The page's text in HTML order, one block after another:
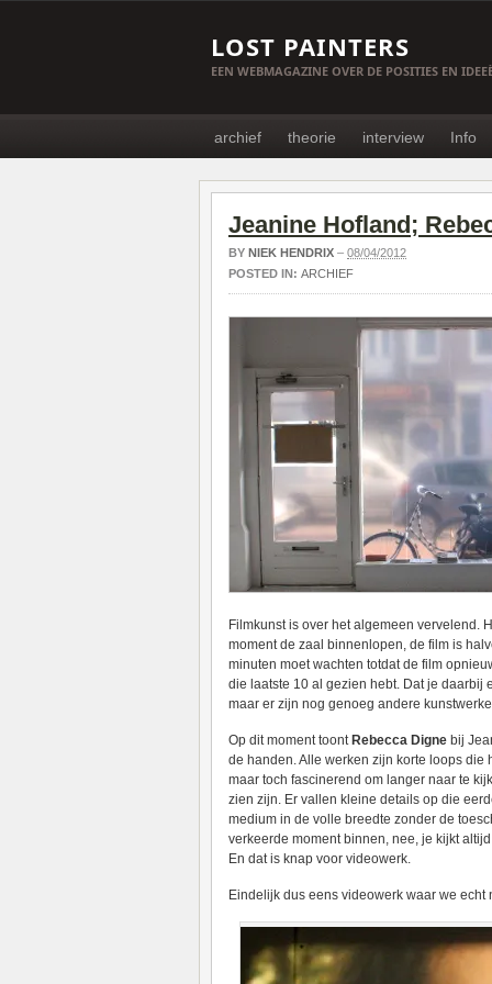
LOST PAINTERS
EEN WEBMAGAZINE OVER DE POSITIES EN
archief theorie interview Info
Jeanine Hofland;
BY NIEK HENDRIX – 08/04/2012
POSTED IN: ARCHIEF
Filmkunst is over het algemeen vervelend.
moment de zaal binnenlopen, de film is
minuten moet wachten totdat de film
die laatste 10 al gezien hebt. Dat je daarbij
maar er zijn nog genoeg andere
Op dit moment toont Rebecca Digne bij
de handen. Alle werken zijn korte loops
maar toch fascinerend om langer naar te
zien zijn. Er vallen kleine details op die
medium in de volle breedte zonder de
verkeerde moment binnen, nee, je kijkt
En dat is knap voor videowerk.
Eindelijk dus eens videowerk waar we echt